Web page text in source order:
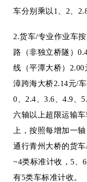
车分别乘以1、2、
2.货车/专业作业车
路（非独立桥隧）
线（平潭大桥）
漳跨海大桥2.14元/
0、2.4、3.6、4.9、
六轴以上超限运输
上，按照每增加一
通行青州大桥的货
~4类标准计收，5、
有5类车标准计收。